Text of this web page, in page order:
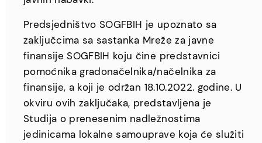
Predsjedništvo SOGFBIH je upoznato sa
zaključcima sa sastanka Mreže za javne
finansije SOGFBIH koju čine predstavnici
pomoćnika gradonačelnika/načelnika za
finansije, a koji je održan 18.10.2022. godine. U
okviru ovih zaključaka, predstavljena je
Studija o prenesenim nadležnostima
jedinicama lokalne samouprave koja će služiti